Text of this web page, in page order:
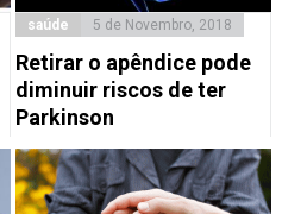
saúde 5 de Novembro, 2018
Retirar o apêndice pode
diminuir riscos de ter
Parkinson